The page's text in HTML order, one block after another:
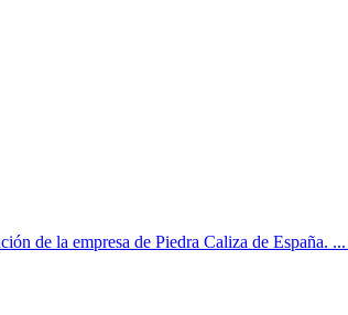
de la empresa de Piedra Caliza de España.